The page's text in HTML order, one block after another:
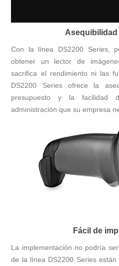
Con la línea DS2200 Series,
obtener un lector de
sacrifica el rendimiento ni las
DS2200 Series ofrece la
presupuesto y la facilidad
administración que su empresa
Fácil de
La implementación no podría
de la línea DS2200 Series